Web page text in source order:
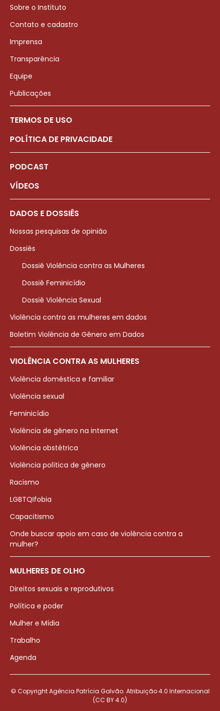
Sobre o Instituto
Contato e cadastro
Imprensa
Transparência
Equipe
Publicações
TERMOS DE USO
POLÍTICA DE PRIVACIDADE
PODCAST
VÍDEOS
DADOS E DOSSIÊS
Nossas pesquisas de opinião
Dossiês
Dossiê Violência contra as Mulheres
Dossiê Feminicídio
Dossiê Violência Sexual
Violência contra as mulheres em dados
Boletim Violência de Gênero em Dados
VIOLÊNCIA CONTRA AS MULHERES
Violência doméstica e familiar
Violência sexual
Feminicídio
Violência de gênero na internet
Violência obstétrica
Violência política de gênero
Racismo
LGBTQIfobia
Capacitismo
Onde buscar apoio em caso de violência contra a
mulher?
MULHERES DE OLHO
Direitos sexuais e reprodutivos
Política e poder
Mulher e Mídia
Trabalho
Agenda
© Copyright Agência Patrícia Galvão. Atribuição 4.0 Internacional
(CC BY 4.0)